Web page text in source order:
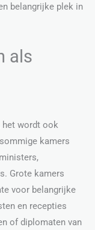
belangrijke plek in
als
het wordt ook
kamers
Grote kamers
voor belangrijke
en recepties
of diplomaten van